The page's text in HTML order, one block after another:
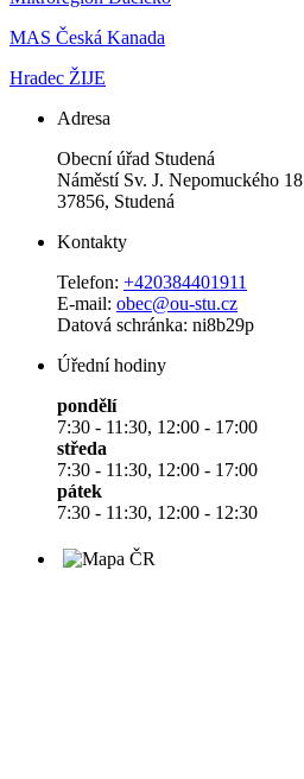
MAS Česká Kanada
Hradec ŽIJE
Adresa
Obecní úřad Studená
Náměstí Sv. J. Nepomuckého 18
37856, Studená
Kontakty
Telefon: +420384401911
E-mail: obec@ou-stu.cz
Datová schránka: ni8b29p
Úřední hodiny
pondělí
7:30 - 11:30, 12:00 - 17:00
středa
7:30 - 11:30, 12:00 - 17:00
pátek
7:30 - 11:30, 12:00 - 12:30